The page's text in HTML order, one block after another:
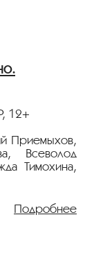
и танцы
коллекции
12+
Приемыхов,
Всеволод
Тимохина,
шумного
и
Павла
Подробнее